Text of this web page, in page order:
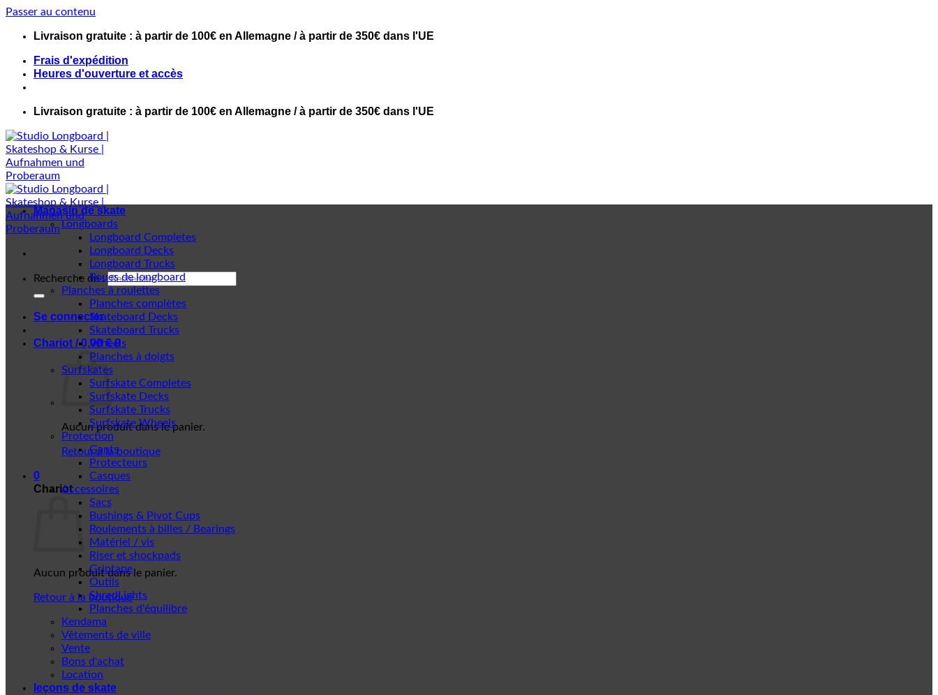
Passer au contenu
Livraison gratuite : à partir de 100€ en Allemagne / à partir de 350€ dans l'UE
Frais d'expédition
Heures d'ouverture et accès
Livraison gratuite : à partir de 100€ en Allemagne / à partir de 350€ dans l'UE
Recherche de :
Se connecter
Chariot /0,00€ 0
Aucun produit dans le panier.
Retour à la boutique
0
Chariot
Aucun produit dans le panier.
Retour à la boutique
Magasin de skate
Longboards
Longboard Completes
Longboard Decks
Longboard Trucks
Roues de longboard
Planches à roulettes
Planches complètes
Skateboard Decks
Skateboard Trucks
Wheels
Planches à doigts
Surfskates
Surfskate Completes
Surfskate Decks
Surfskate Trucks
Surfskate Wheels
Protection
Gants
Protecteurs
Casques
Accessoires
Sacs
Bushings & Pivot Cups
Roulements à billes / Bearings
Matériel / vis
Riser et shockpads
Griptape
Outils
ShredLights
Planches d'équilibre
Kendama
Vêtements de ville
Vente
Bons d'achat
Location
leçons de skate